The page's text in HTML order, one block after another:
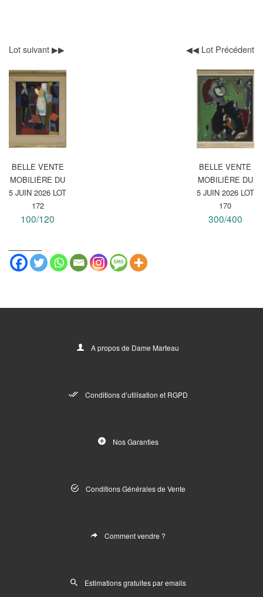
Lot suivant ▶▶
BELLE VENTE
MOBILIÈRE DU
5 JUIN 2026 LOT
172
100/120
◀◀ Lot Précédent
BELLE VENTE
MOBILIÈRE DU
5 JUIN 2026 LOT
170
300/400
A propos de Dame Marteau
Conditions d’utilisation et RGPD
Nos Garanties
Conditions Générales de Vente
Comment vendre ?
Estimations gratuites par emails